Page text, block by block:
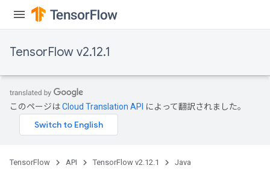
TensorFlow v2.12.1
このページはCloud Translation API によって翻訳されました。
TensorFlow API TensorFlow v2.12.1 Java